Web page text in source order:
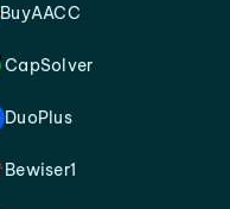
BuyAACC
CapSolver
DuoPlus
Bewiser1